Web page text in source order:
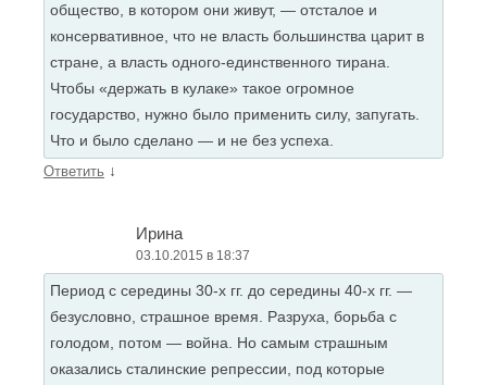
общество, в котором они живут, — отсталое и
консервативное, что не власть большинства царит в
стране, а власть одного-единственного тирана.
Чтобы «держать в кулаке» такое огромное
государство, нужно было применить силу, запугать.
Что и было сделано — и не без успеха.
Ответить ↓
Ирина
03.10.2015 в 18:37
Период с середины 30-х гг. до середины 40-х гг. —
безусловно, страшное время. Разруха, борьба с
голодом, потом — война. Но самым страшным
оказались сталинские репрессии, под которые